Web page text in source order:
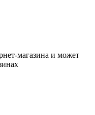
магазина и может